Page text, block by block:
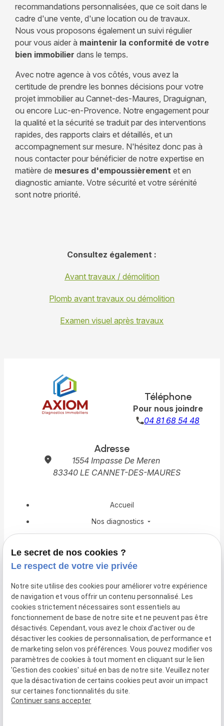
recommandations personnalisées, que ce soit dans le
cadre d'une vente, d'une location ou de travaux.
Nous vous proposons également un suivi régulier
pour vous aider à maintenir la conformité de votre
bien immobilier dans le temps.
Avec notre agence à vos côtés, vous avez la
certitude de prendre les bonnes décisions pour votre
projet immobilier au Cannet-des-Maures, Draguignan,
ou encore Luc-en-Provence. Notre engagement pour
la qualité et la sécurité se traduit par des interventions
rapides, des rapports clairs et détaillés, et un
accompagnement sur mesure. N'hésitez donc pas à
nous contacter pour bénéficier de notre expertise en
matière de mesures d'empoussièrement et en
diagnostic amiante. Votre sécurité et votre sérénité
sont notre priorité.
Consultez également :
Avant travaux / démolition
Plomb avant travaux ou démolition
Examen visuel après travaux
Téléphone
Pour nous joindre
04 81 68 54 48
Adresse
1554 Impasse De Meren
83340 LE CANNET-DES-MAURES
Accueil
Nos diagnostics
Professionnel du bâtiment
Obligations et Lois
Actualités
Espace client
Demandez votre devis
Mentions
légales
Politique de
confidentialité
CGV
Gestion
des
cookies
Plan du site
Le secret de nos cookies ?
Le respect de votre vie privée
Notre site utilise des cookies pour améliorer votre expérience
de navigation et vous offrir un contenu personnalisé. Les
cookies strictement nécessaires sont essentiels au
fonctionnement de base de notre site et ne peuvent pas être
désactivés. Cependant, vous avez le choix d'activer ou de
désactiver les cookies de personnalisation, de performance et
de marketing selon vos préférences. Vous pouvez modifier vos
paramètres de cookies à tout moment en cliquant sur le lien
'Gestion des cookies' situé en bas de notre site. Veuillez noter
que la désactivation de certains cookies peut avoir un impact
sur certaines fonctionnalités du site.
Continuer sans accepter